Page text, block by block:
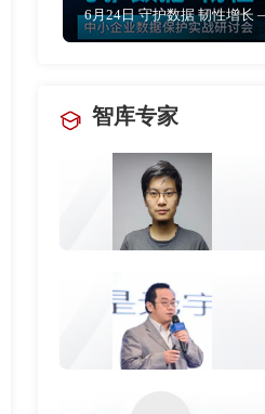
智库专家